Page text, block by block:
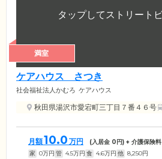
満室
ケアハウス さつき
社会福祉法人かむろ ケアハウス
秋田県湯沢市愛宕町三丁目７番４６号
月額10.0 万円 (入居金 0円) + 介護保険料
家 0万円 管 4.5万円 食 4.6万円 他 8,250円